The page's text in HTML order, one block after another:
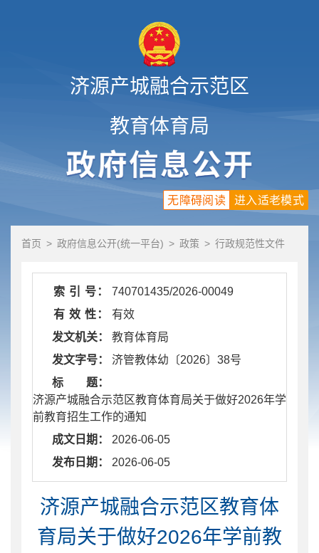
济源产城融合示范区
教育体育局
进入适老模式
无障碍阅读
首页 > 政府信息公开(统一平台) > 政策 > 行政规范性文件
索 引 号：
740701435/2026-00049
有 效 性：
有效
发文机关：
教育体育局
发文字号：
济管教体幼〔2026〕38号
标 题：
济源产城融合示范区教育体育局关于做好2026年学
前教育招生工作的通知
成文日期：
2026-06-05
发布日期：
2026-06-05
济源产城融合示范区教育体
育局关于做好2026年学前教